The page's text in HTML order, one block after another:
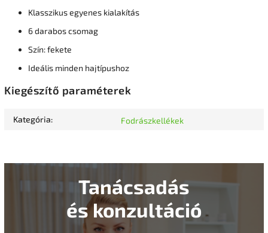
Klasszikus egyenes kialakítás
6 darabos csomag
Szín: fekete
Ideális minden hajtípushoz
Kiegészítő paraméterek
Kategória: Fodrászkellékek
Tanácsadás
és konzultáció